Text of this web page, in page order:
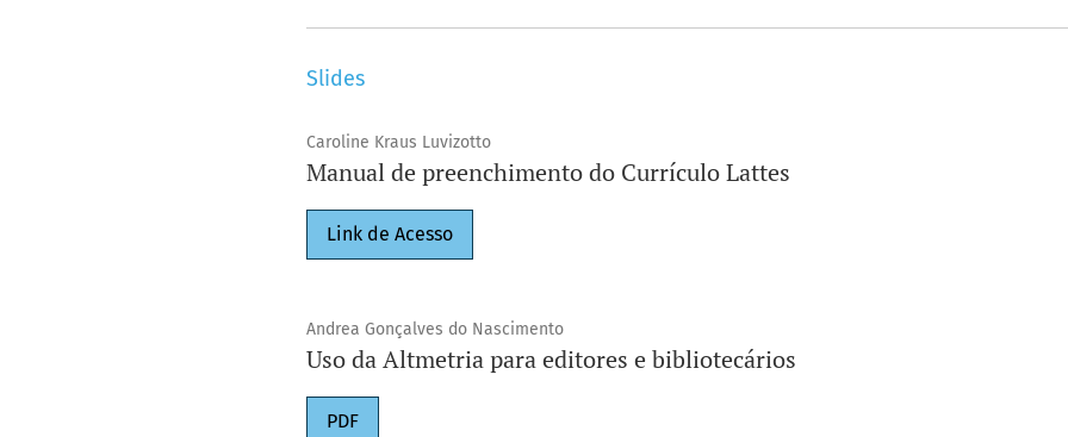
Slides
Caroline Kraus Luvizotto
Manual de preenchimento do Currículo Lattes
Link de Acesso
Andrea Gonçalves do Nascimento
Uso da Altmetria para editores e bibliotecários
PDF